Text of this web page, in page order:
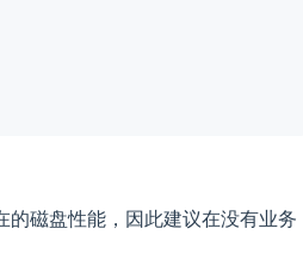
磁盘性能，因此建议在没有业务